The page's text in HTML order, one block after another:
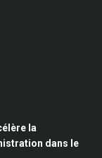
la
dans le